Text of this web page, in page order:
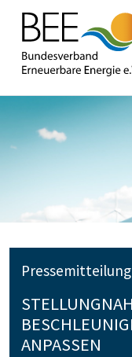
Pressemitteilung
ANPASSEN